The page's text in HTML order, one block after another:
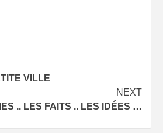
VILLE
NEXT
.. LES FAITS .. LES IDÉES …